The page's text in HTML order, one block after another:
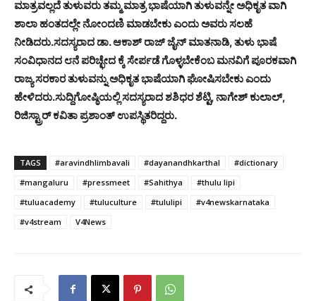
ಮಾತ್ರವಲ್ಲದೆ ತುಳುವರು ತಮ್ಮ ಮಾತ್ರ ಭಾಷೆಯಾಗಿ ತುಳುವನ್ನೇ ಅಧಿಕೃತ ವಾಗಿ
ಶಾಲಾ ಹಂತದಲ್ಲೇ ನೋಂದಣಿ ಮಾಡಬೇಕು ಎಂದು ಅವರು ಸಲಹೆ
ನೀಡಿದರು.ಸದಸ್ಯರಾದ ಡಾ. ಆಕಾಶ್ ರಾಜ್ ಜೈನ್ ಮಾತನಾಡಿ, ತುಳು ಭಾಷೆ
ಸಂವಿಧಾನದ ೮ನೆ ಪರಿಚ್ಛೇದ ಕ್ಕೆ ಸೇರ್ಪಡೆ ಗೊಳ್ಳಬೇಕೆಂಬ ಮನವಿಗೆ ಪೂರಕವಾಗಿ
ರಾಜ್ಯ ಸರಕಾರ ತುಳುವನ್ನು ಅಧಿಕೃತ ಭಾಷೆಯಾಗಿ ಘೋಷಿಸಬೇಕು ಎಂದು
ಹೇಳಿದರು.ಸುದ್ದಿಗೋಷ್ಠಿಯಲ್ಲಿ ಸದಸ್ಯರಾದ ಶಶಿಧರ ಶೆಟ್ಟಿ, ನಾಗೇಶ್ ಕುಲಾಲ್,
ರಿಜಿಸ್ಟ್ರಾರ್ ಕವಿತಾ ಪ್ರಶಾಂತ್ ಉಪಸ್ಥಿತರಿದ್ದರು.
TAGS #aravindhlimbavali #dayanandhkarthal
#dictionary
#mangaluru
#pressmeet #Sahithya
#thulu lipi
#tuluacademy
#tuluculture #tululipi
#v4newskarnataka
#v4stream
V4News